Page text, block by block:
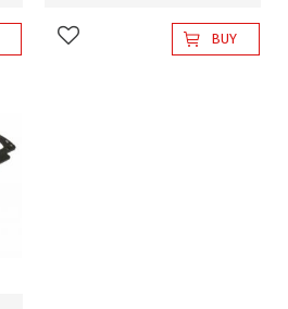
Add to favorites BUY